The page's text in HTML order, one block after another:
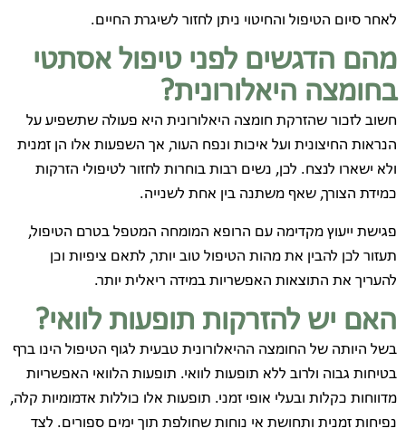
לאחר סיום הטיפול והחיטוי ניתן לחזור לשיגרת החיים.
מהם הדגשים לפני טיפול אסתטי
בחומצה היאלורונית?
חשוב לזכור שהזרקת חומצה היאלורונית היא פעולה שתשפיע על
הנראות החיצונית ועל איכות ונפח העור, אך השפעות אלו הן זמנית
ולא ישארו לנצח. לכן, נשים רבות בוחרות לחזור לטיפולי הזרקות
כמידת הצורך, שאף משתנה בין אחת לשנייה.
פגישת ייעוץ מקדימה עם הרופא המומחה המטפל בטרם הטיפול,
תעזור לכן להבין את מהות הטיפול טוב יותר, לתאם ציפיות וכן
להעריך את התוצאות האפשריות במידה ריאלית יותר.
האם יש להזרקות תופעות לוואי?
בשל היותה של החומצה ההיאלורונית טבעית לגוף הטיפול הינו ברף
בטיחות גבוה ולרוב ללא תופעות לוואי. תופעות הלוואי האפשריות
מדווחות כקלות ובעלי אופי זמני. תופעות אלו כוללות אדמומיות קלה,
נפיחות זמנית ותחושת אי נוחות שחולפת תוך ימים ספורים. לצד